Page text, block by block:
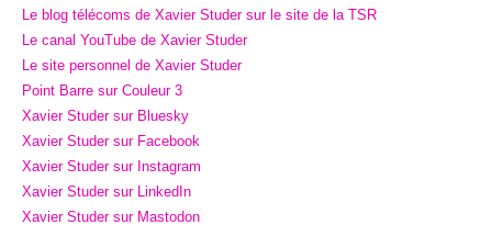
Le blog télécoms de Xavier Studer sur le site de la TSR
Le canal YouTube de Xavier Studer
Le site personnel de Xavier Studer
Point Barre sur Couleur 3
Xavier Studer sur Bluesky
Xavier Studer sur Facebook
Xavier Studer sur Instagram
Xavier Studer sur LinkedIn
Xavier Studer sur Mastodon